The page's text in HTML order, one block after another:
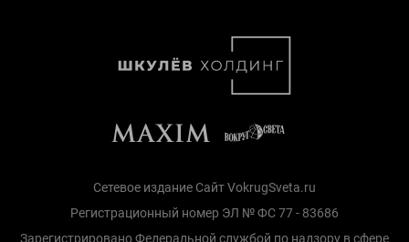
Сетевое издание Сайт VokrugSveta.ru
Регистрационный номер ЭЛ № ФС 77 - 83686
Зарегистрировано Федеральной службой по надзору в сфере